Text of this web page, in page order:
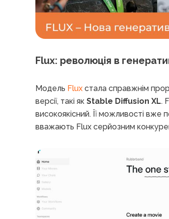
Flux: революція в
Модель Flux стала справжнім
версії, такі як Stable Diffusion XL.
високоякісний. Її можливості вже
вважають Flux серйозним